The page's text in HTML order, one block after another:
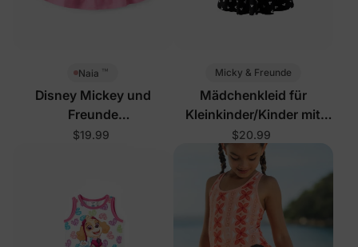
Naia ™
Disney Mickey und
Freunde
Baby-/Kleinkindkleid Rosa
$19.99
Micky & Freunde
Mädchenkleid für
Kleinkinder/Kinder mit
integrierten Shorts und
Taschen
$20.99